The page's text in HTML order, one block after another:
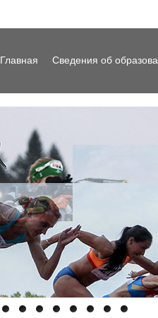
Главная Сведения об